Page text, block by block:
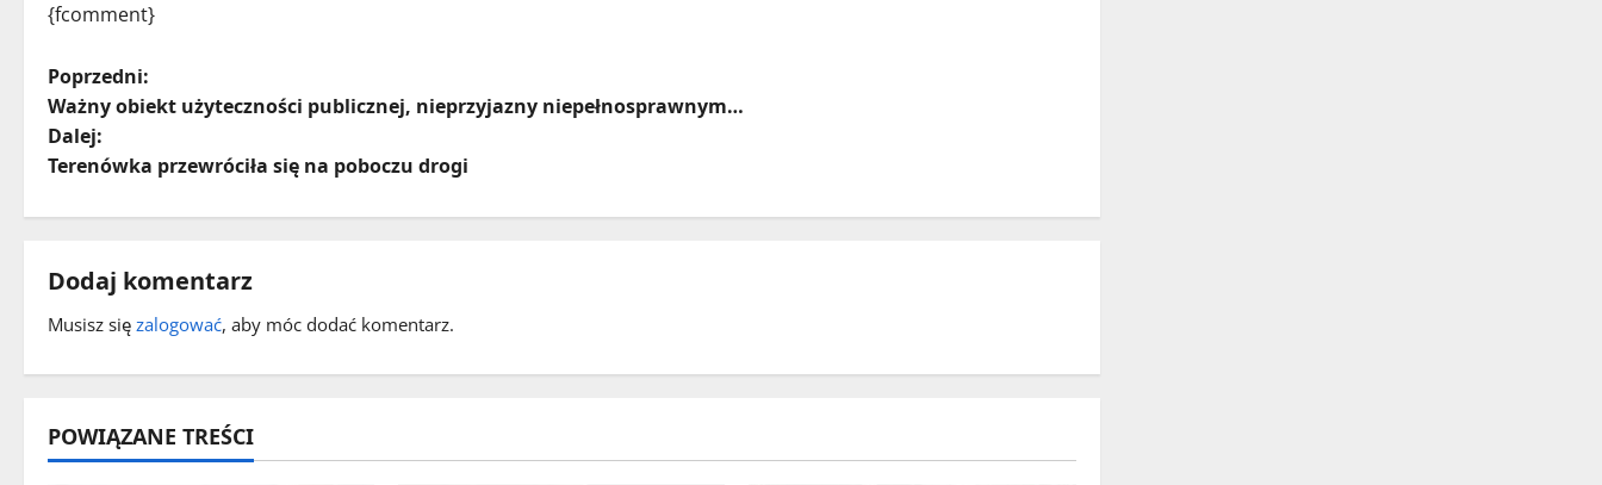
{fcomment}
Z
o
b
a
c
z
w
p
Poprzedni:
Ważny obiekt użyteczności publicznej, nieprzyjazny niepełnosprawnym…
Dalej:
Terenówka przewróciła się na poboczu drogi
Dodaj komentarz
Musisz się zalogować, aby móc dodać komentarz.
POWIĄZANE TREŚCI